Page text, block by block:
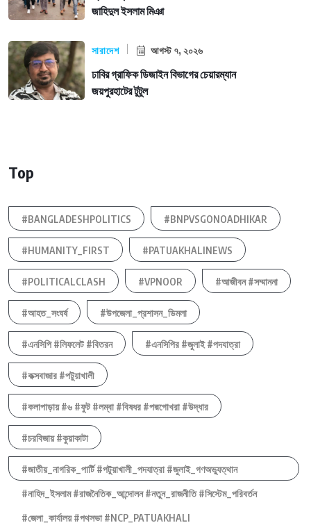
জাহিদুল ইসলাম মিঞা
সারাদেশ আগস্ট ৭, ২০২৬
ঢাবির গ্রাফিক ডিজাইন বিভাগের চেয়ারম্যান
জয়পুরহাটের টুটুল
Top
#BANGLADESHPOLITICS #BNPVSGONOADHIKAR
#HUMANITY_FIRST #PATUAKHALINEWS
#POLITICALCLASH #VPNOOR #আজীবন #সম্মাননা
#আহত_সংঘর্ষ #উপজেলা_প্রশাসন_ডিমলা
#এনসিপি #লিফলেট #বিতরন #এনসিপির #জুলাই #পদযাত্রা
#কক্সবাজার #পটুয়াখালী
#কলাপাড়ায় #৬ #ফুট #লম্বা #বিষধর #পদ্মগোখরা #উদ্ধার
#চরবিজায় #কুয়াকাটা
#জাতীয়_নাগরিক_পার্টি #পটুয়াখালী_পদযাত্রা #জুলাই_গণঅভ্যুত্থান
#নাহিদ_ইসলাম #রাজনৈতিক_আন্দোলন #নতুন_রাজনীতি #সিস্টেম_পরিবর্তন
#জেলা_কার্যালয় #পথসভা #NCP_PATUAKHALI